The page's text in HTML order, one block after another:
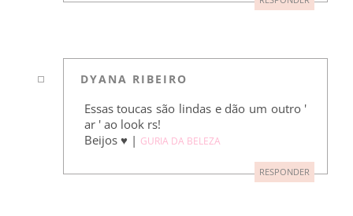
DYANA RIBEIRO
Essas toucas são lindas e dão um outro '
ar ' ao look rs!
Beijos ♥ | GURIA DA BELEZA
RESPONDER